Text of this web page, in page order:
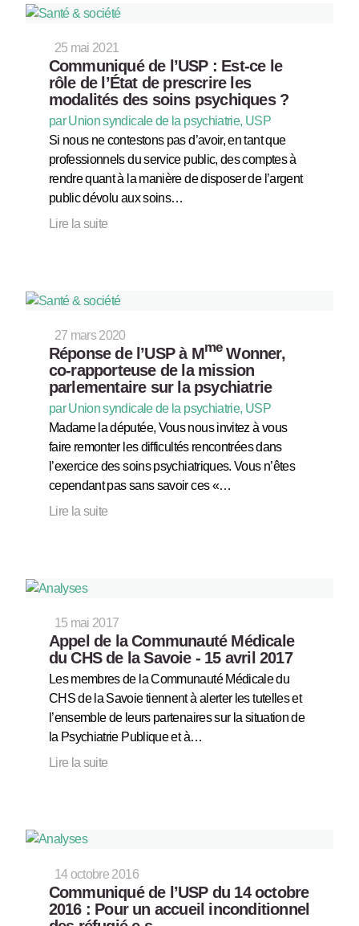
25 mai 2021
Communiqué de l’USP : Est-ce le
rôle de l’État de prescrire les
modalités des soins psychiques ?
par Union syndicale de la psychiatrie, USP
Si nous ne contestons pas d’avoir, en tant que
professionnels du service public, des comptes à
rendre quant à la manière de disposer de l’argent
public dévolu aux soins…
Lire la suite
27 mars 2020
Réponse de l’USP à MmeWonner,
co-rapporteuse de la mission
parlementaire sur la psychiatrie
par Union syndicale de la psychiatrie, USP
Madame la députée, Vous nous invitez à vous
faire remonter les difficultés rencontrées dans
l’exercice des soins psychiatriques. Vous n’êtes
cependant pas sans savoir ces «…
Lire la suite
15 mai 2017
Appel de la Communauté Médicale
du CHS de la Savoie - 15 avril 2017
Les membres de la Communauté Médicale du
CHS de la Savoie tiennent à alerter les tutelles et
l’ensemble de leurs partenaires sur la situation de
la Psychiatrie Publique et à…
Lire la suite
14 octobre 2016
Communiqué de l’USP du 14 octobre
2016 : Pour un accueil inconditionnel